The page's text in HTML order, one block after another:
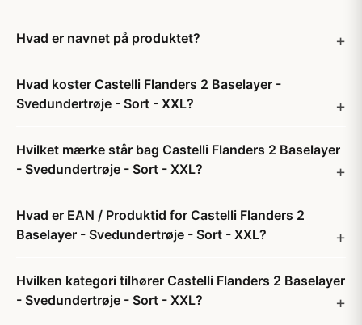
Hvad er navnet på produktet?
Hvad koster Castelli Flanders 2 Baselayer -
Svedundertrøje - Sort - XXL?
Hvilket mærke står bag Castelli Flanders 2 Baselayer
- Svedundertrøje - Sort - XXL?
Hvad er EAN / Produktid for Castelli Flanders 2
Baselayer - Svedundertrøje - Sort - XXL?
Hvilken kategori tilhører Castelli Flanders 2 Baselayer
- Svedundertrøje - Sort - XXL?